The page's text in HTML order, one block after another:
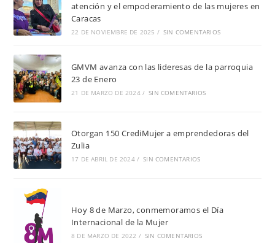
atención y el empoderamiento de las mujeres en
Caracas
22 DE NOVIEMBRE DE 2025 / SIN COMENTARIOS
GMVM avanza con las lideresas de la parroquia
23 de Enero
21 DE MARZO DE 2024 / SIN COMENTARIOS
Otorgan 150 CrediMujer a emprendedoras del
Zulia
17 DE ABRIL DE 2024 / SIN COMENTARIOS
Hoy 8 de Marzo, conmemoramos el Día
Internacional de la Mujer
8 DE MARZO DE 2022 / SIN COMENTARIOS